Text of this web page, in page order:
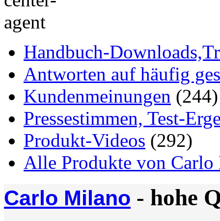
Handbuch-
Antworten auf häufig
Kundenmeinungen (244)
Pressestimmen, Test-
Produkt-Videos (292)
Alle Produkte von
Carlo Milano - hohe